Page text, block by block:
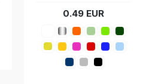
0.49 EUR